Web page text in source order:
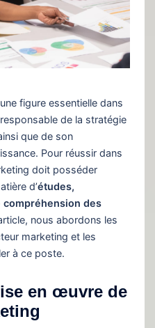
figure essentielle dans
de la stratégie
que de son
Pour réussir dans
doit posséder
d’études,
compréhension des
nous abordons les
marketing et les
à ce poste.
en œuvre de